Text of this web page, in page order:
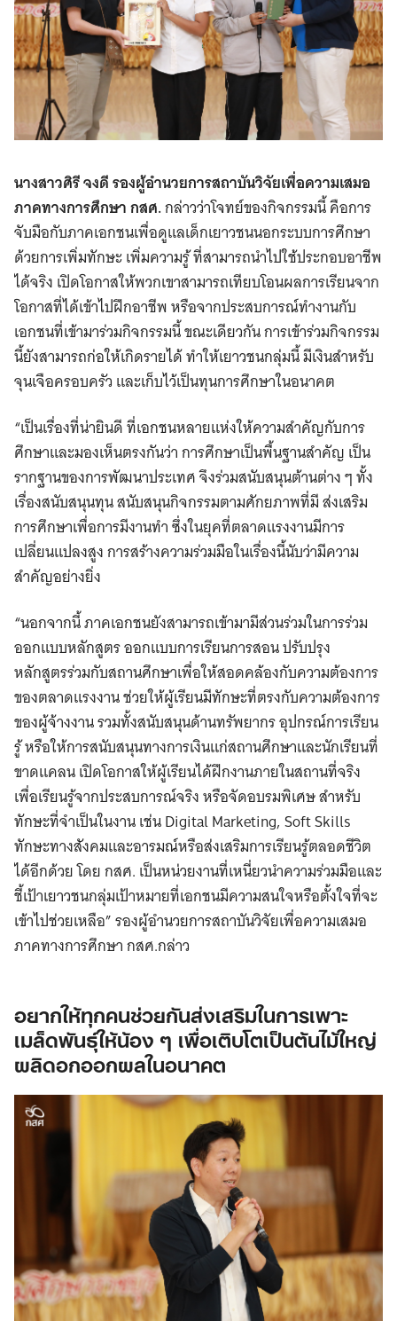
นางสาวศิรี จงดี รองผู้อำนวยการสถาบันวิจัยเพื่อความเสมอ
ภาคทางการศึกษา กสศ.กล่าวว่าโจทย์ของกิจกรรมนี้ คือการ
จับมือกับภาคเอกชนเพื่อดูแลเด็กเยาวชนนอกระบบการศึกษา
ด้วยการเพิ่มทักษะ เพิ่มความรู้ ที่สามารถนำไปใช้ประกอบอาชีพ
ได้จริง เปิดโอกาสให้พวกเขาสามารถเทียบโอนผลการเรียนจาก
โอกาสที่ได้เข้าไปฝึกอาชีพ หรือจากประสบการณ์ทำงานกับ
เอกชนที่เข้ามาร่วมกิจกรรมนี้ ขณะเดียวกัน การเข้าร่วมกิจกรรม
นี้ยังสามารถก่อให้เกิดรายได้ ทำให้เยาวชนกลุ่มนี้ มีเงินสำหรับ
จุนเจือครอบครัว และเก็บไว้เป็นทุนการศึกษาในอนาคต
“เป็นเรื่องที่น่ายินดี ที่เอกชนหลายแห่งให้ความสำคัญกับการ
ศึกษาและมองเห็นตรงกันว่า การศึกษาเป็นพื้นฐานสำคัญ เป็น
รากฐานของการพัฒนาประเทศ จึงร่วมสนับสนุนต้านต่าง ๆ ทั้ง
เรื่องสนับสนุนทุน สนับสนุนกิจกรรมตามศักยภาพที่มี ส่งเสริม
การศึกษาเพื่อการมีงานทำ ซึ่งในยุคที่ตลาดแรงงานมีการ
เปลี่ยนแปลงสูง การสร้างความร่วมมือในเรื่องนี้นับว่ามีความ
สำคัญอย่างยิ่ง
“นอกจากนี้ ภาคเอกชนยังสามารถเข้ามามีส่วนร่วมในการร่วม
ออกแบบหลักสูตร ออกแบบการเรียนการสอน ปรับปรุง
หลักสูตรร่วมกับสถานศึกษาเพื่อให้สอดคล้องกับความต้องการ
ของตลาดแรงงาน ช่วยให้ผู้เรียนมีทักษะที่ตรงกับความต้องการ
ของผู้จ้างงาน รวมทั้งสนับสนุนด้านทรัพยากร อุปกรณ์การเรียน
รู้ หรือให้การสนับสนุนทางการเงินแก่สถานศึกษาและนักเรียนที่
ขาดแคลน เปิดโอกาสให้ผู้เรียนได้ฝึกงานภายในสถานที่จริง
เพื่อเรียนรู้จากประสบการณ์จริง หรือจัดอบรมพิเศษ สำหรับ
ทักษะที่จำเป็นในงาน เช่น Digital Marketing, Soft Skills
ทักษะทางสังคมและอารมณ์หรือส่งเสริมการเรียนรู้ตลอดชีวิต
ได้อีกด้วย โดย กสศ. เป็นหน่วยงานที่เหนี่ยวนำความร่วมมือและ
ชี้เป้าเยาวชนกลุ่มเป้าหมายที่เอกชนมีความสนใจหรือตั้งใจที่จะ
เข้าไปช่วยเหลือ” รองผู้อำนวยการสถาบันวิจัยเพื่อความเสมอ
ภาคทางการศึกษา กสศ.กล่าว
อยากให้ทุกคนช่วยกันส่งเสริมในการเพาะ
เมล็ดพันธุ์ให้น้อง ๆ เพื่อเติบโตเป็นต้นไม้ใหญ่
ผลิดอกออกผลในอนาคต